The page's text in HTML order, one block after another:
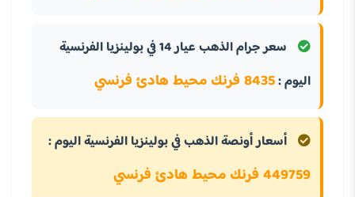
سعر جرام الذهب عيار 14 في بولينزيا الفرنسية
اليوم :8435 فرنك محيط هادئ فرنسي
أسعار أونصة الذهب في بولينزيا الفرنسية اليوم :
449759 فرنك محيط هادئ فرنسي